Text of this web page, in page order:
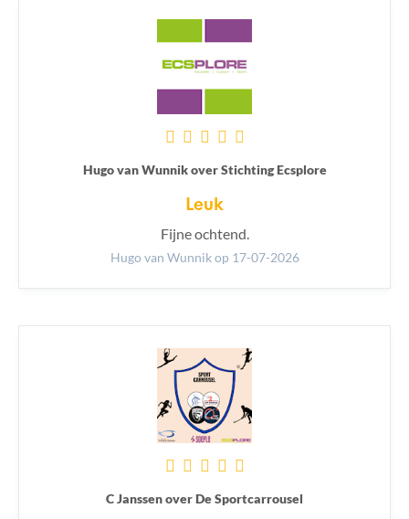
Hugo van Wunnik over Stichting Ecsplore
Leuk
Fijne ochtend.
Hugo van Wunnikop 17-07-2026
C Janssen over De Sportcarrousel